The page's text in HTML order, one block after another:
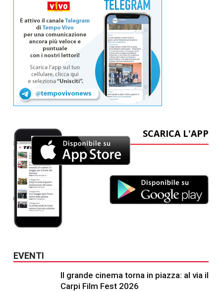
SCARICA L'APP
EVENTI
Il grande cinema torna in piazza: al via il
Carpi Film Fest 2026